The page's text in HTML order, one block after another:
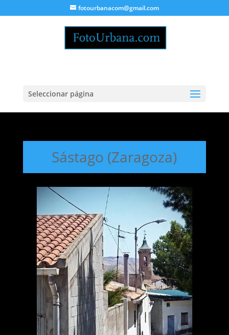
fotourbanacom@gmail.com
Seleccionar página
Sástago (Zaragoza)